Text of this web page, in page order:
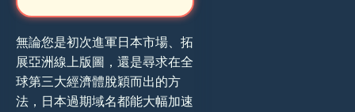
無論您是初次進軍日本市場、拓
展亞洲線上版圖，還是尋求在全
球第三大經濟體脫穎而出的方
法，日本過期域名都能大幅加速